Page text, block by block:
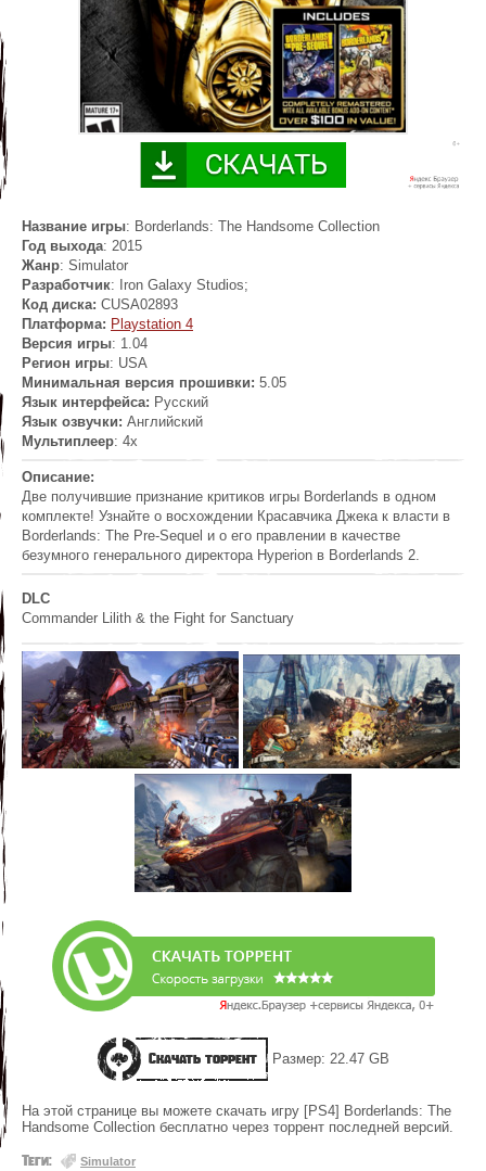
Название игры: Borderlands: The Handsome Collection
Год выхода: 2015
Жанр: Simulator
Разработчик:
Iron Galaxy Studios;
Код диска: CUSA02893
Платформа: Playstation 4
Версия игры: 1.04
Регион игры: USA
Минимальная версия прошивки: 5.05
Язык интерфейса: Русский
Язык озвучки: Английский
Мультиплеер: 4x
Описание:
Две получившие признание критиков игры Borderlands в одном
комплекте! Узнайте о восхождении Красавчика Джека к власти в
Borderlands: The Pre-Sequel и о его правлении в качестве
безумного генерального директора Hyperion в Borderlands 2.
DLC
Commander Lilith & the Fight for Sanctuary
Скачать торрент Размер: 22.47 GB
На этой странице вы можете скачать игру [PS4] Borderlands: The
Handsome Collection бесплатно через торрент последней версий.
Теги: Simulator